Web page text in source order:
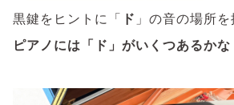
黒鍵をヒントに「 ド 」の音の場所
ピアノには「ド」がいくつあるかな